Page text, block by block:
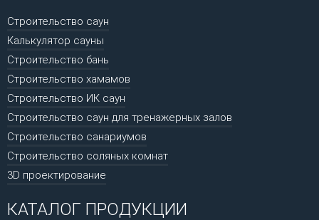
Строительство саун
Калькулятор сауны
Строительство бань
Строительство хамамов
Строительство ИК саун
Строительство саун для тренажерных залов
Строительство санариумов
Строительство соляных комнат
3D проектирование
КАТАЛОГ ПРОДУКЦИИ